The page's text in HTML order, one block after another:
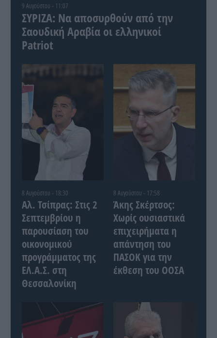
9 Αυγούστου - 11:07
ΣΥΡΙΖΑ: Να αποσυρθούν από την
Σαουδική Αραβία οι ελληνικοί
Patriot
8 Αυγούστου - 18:30
Αλ. Τσίπρας: Στις 2
Σεπτεμβρίου η
παρουσίαση του
οικονομικού
προγράμματος της
ΕΛ.Α.Σ. στη
Θεσσαλονίκη
8 Αυγούστου - 17:58
Άκης Σκέρτσος:
Χωρίς ουσιαστικά
επιχειρήματα η
απάντηση του
ΠΑΣΟΚ για την
έκθεση του ΟΟΣΑ